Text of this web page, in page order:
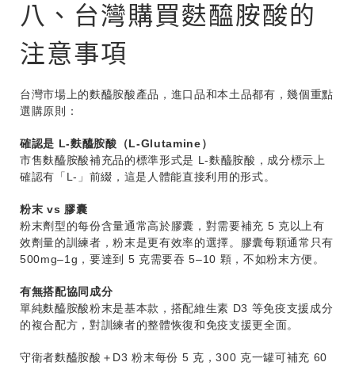
八、台灣購買麩醯胺酸的
注意事項
台灣市場上的麩醯胺酸產品，進口品和本土品都有，幾個重點
選購原則：
確認是 L-麩醯胺酸（L-Glutamine）
市售麩醯胺酸補充品的標準形式是 L-麩醯胺酸，成分標示上
確認有「L-」前綴，這是人體能直接利用的形式。
粉末 vs 膠囊
粉末劑型的每份含量通常高於膠囊，對需要補充 5 克以上有
效劑量的訓練者，粉末是更有效率的選擇。膠囊每顆通常只有
500mg–1g，要達到 5 克需要吞 5–10 顆，不如粉末方便。
有無搭配協同成分
單純麩醯胺酸粉末是基本款，搭配維生素 D3 等免疫支援成分
的複合配方，對訓練者的整體恢復和免疫支援更全面。
守衛者麩醯胺酸＋D3 粉末每份 5 克，300 克一罐可補充 60